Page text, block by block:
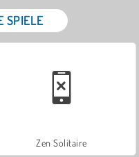
SPIELE
Zen Solitaire